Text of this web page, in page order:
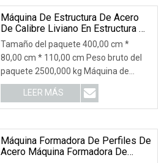
Máquina De Estructura De Acero
De Calibre Liviano En Estructura De
Acero Y Correa
Tamaño del paquete 400,00 cm *
80,00 cm * 110,00 cm Peso bruto del
paquete 2500,000 kg Máquina de
estructura de acero de
LEER MÁS
Máquina Formadora De Perfiles De
Acero Máquina Formadora De